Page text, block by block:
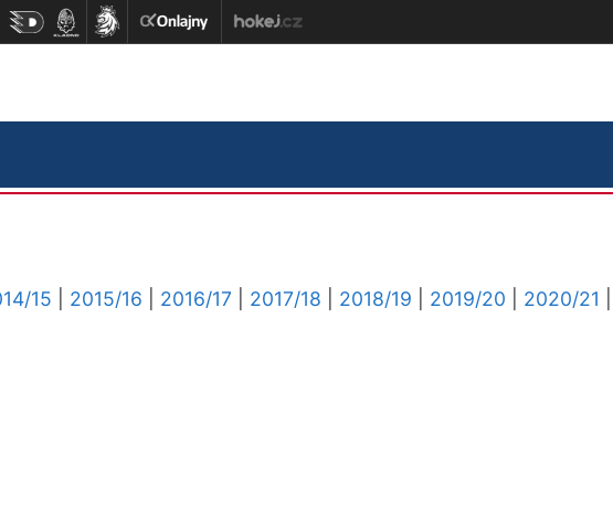
15 2015/16 2016/17 2017/18 2018/19 2019/20 2020/21